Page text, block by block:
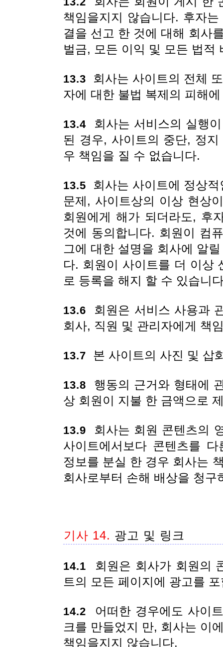
책임을지지 않습니다. 후자
결을 선고 한 것에 대해 회사
벌금, 모든 이익 및 모든 법적
13.3 회사는 사이트의 전체
자에 대한 불법 복제의 피해
13.4 회사는 서비스의 실행
된 경우, 사이트의 중단, 정
우 책임을 질 수 없습니다.
13.5 회사는 사이트에 정상
문제, 사이트상의 이상 현상
회원에게 해가 되더라도, 후
것에 동의합니다. 회원이 컴
그에 대한 설명을 회사에 알
다. 회원이 사이트를 더 이상
로 등록을 해지 할 수 있습니
13.6 회원은 서비스 사용과
회사, 직원 및 관리자에게 책
13.7 본 사이트의 사진 및 삽
13.8 행동의 근거와 형태에
상 회원이 지불 한 금액으로
13.9 회사는 회원 콘텐츠의
사이트에서보다 콘텐츠를
정보를 분실 한 경우 회사는
회사로부터 손해 배상을 청구
기사 14. 광고 및 링크
14.1 회원은 회사가 회원의
트의 모든 페이지에 광고를
14.2 어떠한 경우에도 사이
크를 만들었지 만, 회사는 이
책임을지지 않습니다.